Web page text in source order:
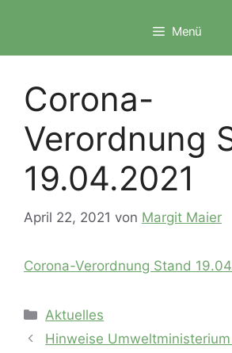
Menü
Corona-
Verordnung
19.04.2021
April 22, 2021 von Margit Maier
Corona-Verordnung Stand
Kategorien
Aktuelles
Hinweise